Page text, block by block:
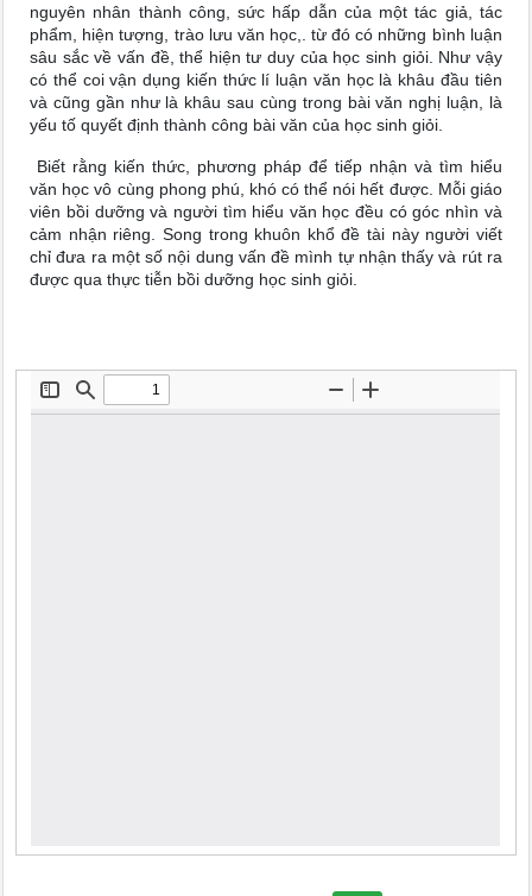
nguyên nhân thành công, sức hấp dẫn của một tác giả, tác
phẩm, hiện tượng, trào lưu văn học,. từ đó có những bình luận
sâu sắc về vấn đề, thể hiện tư duy của học sinh giỏi. Như vậy
có thể coi vận dụng kiến thức lí luận văn học là khâu đầu tiên
và cũng gần như là khâu sau cùng trong bài văn nghị luận, là
yếu tố quyết định thành công bài văn của học sinh giỏi.
Biết rằng kiến thức, phương pháp để tiếp nhận và tìm hiểu
văn học vô cùng phong phú, khó có thể nói hết được. Mỗi giáo
viên bồi dưỡng và người tìm hiểu văn học đều có góc nhìn và
cảm nhận riêng. Song trong khuôn khổ đề tài này người viết
chỉ đưa ra một số nội dung vấn đề mình tự nhận thấy và rút ra
được qua thực tiễn bồi dưỡng học sinh giỏi.